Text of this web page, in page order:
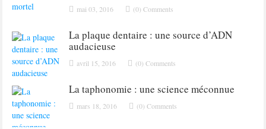
mai 03, 2016 (0) Comments
La plaque dentaire : une source d’ADN
audacieuse
avril 15, 2016 (0) Comments
La taphonomie : une science méconnue
mars 18, 2016 (0) Comments